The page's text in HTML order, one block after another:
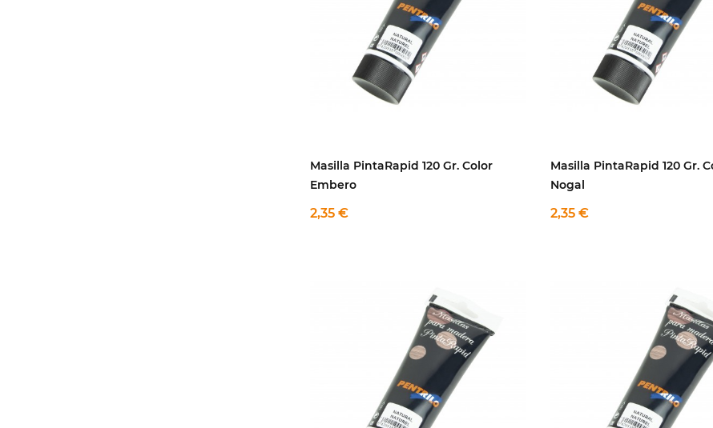
Masilla PintaRapid 120 Gr. Color
Embero
2,35 €
Masilla PintaRapid 120 Gr.
Nogal
2,35 €